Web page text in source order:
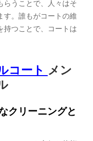
らうことで、人々はそ
す。誰もがコートの維
持つことで、コートは
コート メン
クリーニングと